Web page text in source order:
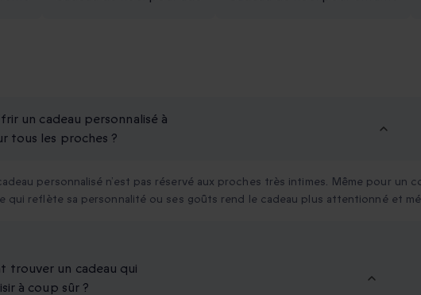
un cadeau personnalisé à
tous les proches ?
personnalisé n’est pas réservé aux proches très intimes. Même pour un
qui reflète sa personnalité ou ses goûts rend le cadeau plus attentionné et
trouver un cadeau qui
à coup sûr ?